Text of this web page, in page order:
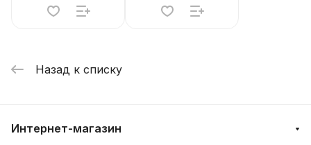
Назад к списку
Интернет-магазин